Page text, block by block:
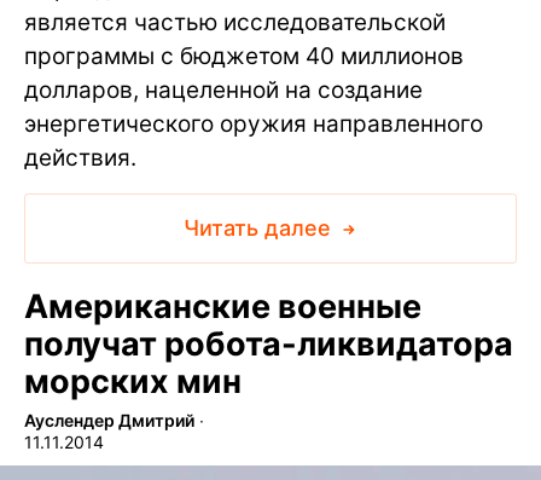
является частью исследовательской
программы с бюджетом 40 миллионов
долларов, нацеленной на создание
энергетического оружия направленного
действия.
Читать далее
Американские военные
получат робота-ликвидатора
морских мин
Ауслендер Дмитрий ∙
11.11.2014